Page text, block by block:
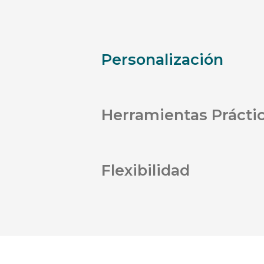
Personalización
Herramientas
Flexibilidad